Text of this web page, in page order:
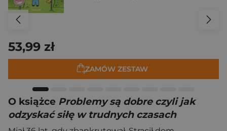
53,99 zł
ZAMÓW ZESTAW
O książce Problemy są dobre czyli jak
odzyskać siłę w trudnych czasach